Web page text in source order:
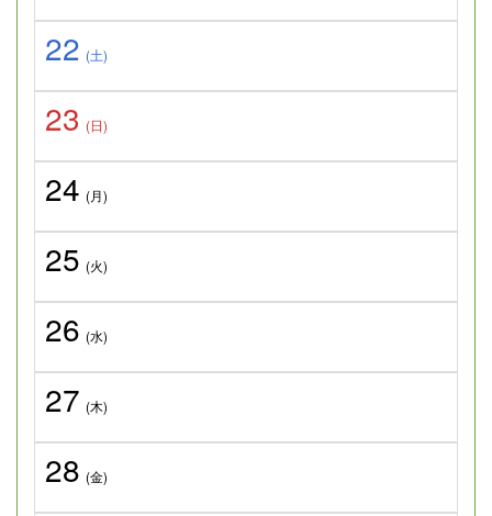
22 (土)
23 (日)
24 (月)
25 (火)
26 (水)
27 (木)
28 (金)